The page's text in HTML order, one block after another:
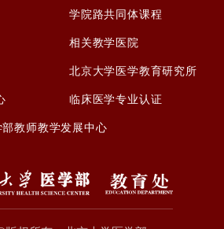
学院路共同体课程
相关教学医院
北京大学医学教育研究所
临床医学专业认证
部教师教学发展中心